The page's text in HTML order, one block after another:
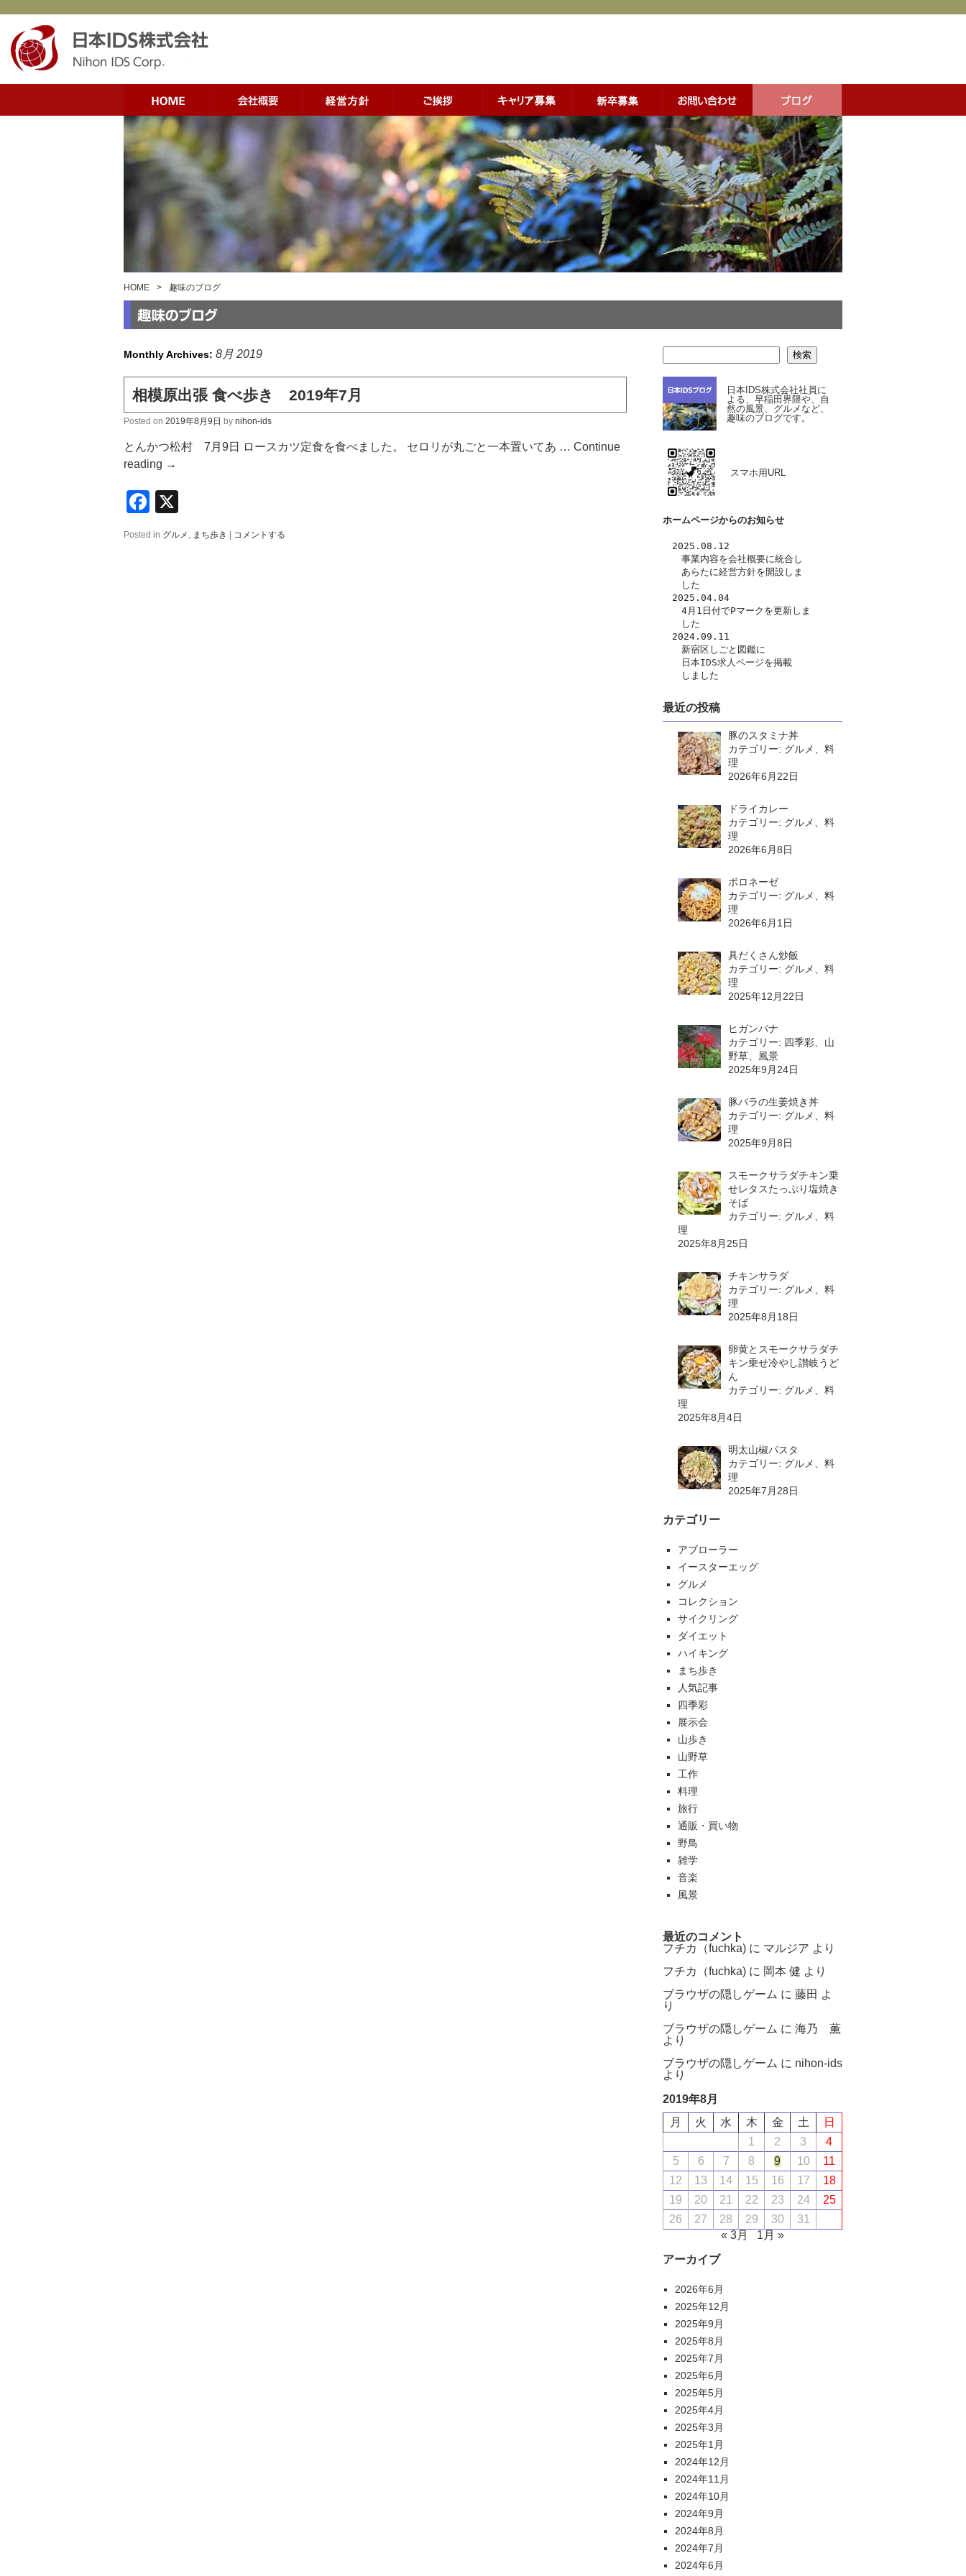
HOME > 趣味のブログ
Monthly Archives: 8月 2019
相模原出張 食べ歩き 2019年7月
Posted on 2019年8月9日 by nihon-ids
とんかつ松村 7月9日 ロースカツ定食を食べました。 セロリが丸ごと一本置いてあ … Continue
reading →
Facebook
Posted in グルメ , まち歩き コメントする
検索
日本IDS株式会社社員に
よる、早稲田界隈や、自
然の風景、グルメなど、
趣味のブログです。
スマホ用URL
ホームページからのお知らせ
2025.08.12
事業内容を会社概要に統合し
あらたに経営方針を開設しま
した
2025.04.04
4月1日付でPマークを更新しま
した
2024.09.11
新宿区しごと図鑑に
日本IDS求人ページを掲載
しました
最近の投稿
豚のスタミナ丼
カテゴリー: グルメ、料
理
2026年6月22日
ドライカレー
カテゴリー: グルメ、料
理
2026年6月8日
ボロネーゼ
カテゴリー: グルメ、料
理
2026年6月1日
具だくさん炒飯
カテゴリー: グルメ、料
理
2025年12月22日
ヒガンバナ
カテゴリー: 四季彩、山
野草、風景
2025年9月24日
豚バラの生姜焼き丼
カテゴリー: グルメ、料
理
2025年9月8日
スモークサラダチキン乗
せレタスたっぷり塩焼き
そば
カテゴリー: グルメ、料
理
2025年8月25日
チキンサラダ
カテゴリー: グルメ、料
理
2025年8月18日
卵黄とスモークサラダチ
キン乗せ冷やし讃岐うど
ん
カテゴリー: グルメ、料
理
2025年8月4日
明太山椒パスタ
カテゴリー: グルメ、料
理
2025年7月28日
カテゴリー
アブローラー
イースターエッグ
グルメ
コレクション
サイクリング
ダイエット
ハイキング
まち歩き
人気記事
四季彩
展示会
山歩き
山野草
工作
料理
旅行
通販・買い物
野鳥
雑学
音楽
風景
最近のコメント
フチカ（fuchka) に マルジア より
フチカ（fuchka) に 岡本 健 より
ブラウザの隠しゲーム に 藤田 よ
り
ブラウザの隠しゲーム に 海乃 薫
より
ブラウザの隠しゲーム に nihon-ids
より
2019年8月
月
火 水 木 金 土
日
1
2 3
4
5
6 7 8 9 10
11
12
13 14 15 16 17
18
19
20 21 22 23 24
25
26
27 28 29 30
31
« 3月
1月 »
アーカイブ
2026年6月
2025年12月
2025年9月
2025年8月
2025年7月
2025年6月
2025年5月
2025年4月
2025年3月
2025年1月
2024年12月
2024年11月
2024年10月
2024年9月
2024年8月
2024年7月
2024年6月